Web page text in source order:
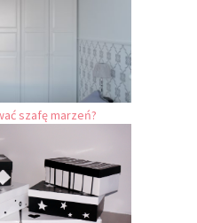
szafę marzeń?